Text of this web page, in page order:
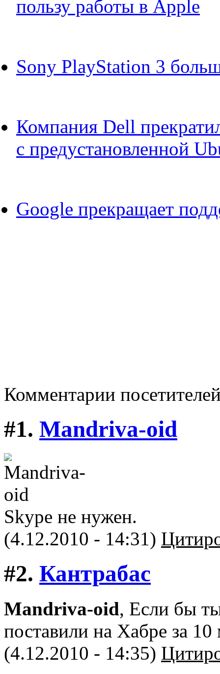
пользу работы в Apple
Sony PlayStation 3
Компания Dell
с предустановленной
Google прекращает
Комментарии
#1. Mandriva-oid
Skype не нужен.
(4.12.2010 - 14:31)
#2. Кантрабас
Mandriva-oid, Если бы
поставили на Хабре за
(4.12.2010 - 14:35)